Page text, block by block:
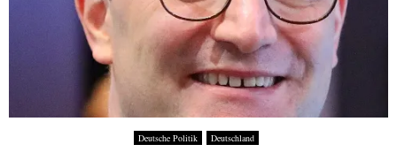
Deutsche Politik Deutschland